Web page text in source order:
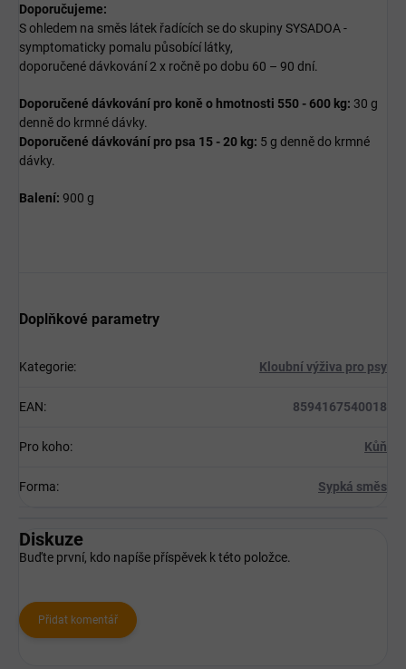
Doporučujeme:
S ohledem na směs látek řadících se do skupiny SYSADOA -
symptomaticky pomalu působící látky,
doporučené dávkování 2 x ročně po dobu 60 – 90 dní.
Doporučené dávkování pro koně o hmotnosti 550 - 600 kg: 30 g
denně do krmné dávky.
Doporučené dávkování pro psa 15 - 20 kg: 5 g denně do krmné
dávky.
Balení: 900 g
Doplňkové parametry
Kategorie: Kloubní výživa pro psy
EAN: 8594167540018
Pro koho: Kůň
Forma: Sypká směs
Diskuze
Buďte první, kdo napíše příspěvek k této položce.
Přidat komentář